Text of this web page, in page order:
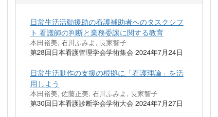
日常生活活動援助の看護補助者へのタスクシフ
ト 看護師の判断と業務委譲に関する教育
本田裕美, 石川ふみよ, 長家智子
第28回日本看護管理学会学術集会 2024年7月24日
日常生活動作の支援の根拠に「看護理論」を活
用しよう
本田裕美, 佐藤正美, 石川ふみよ, 長家智子
第30回日本看護診断学会学術大会 2024年7月27日